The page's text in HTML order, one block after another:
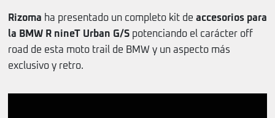
Rizoma ha presentado un completo kit de accesorios para
la BMW R nineT Urban G/S potenciando el carácter off
road de esta moto trail de BMW y un aspecto más
exclusivo y retro.